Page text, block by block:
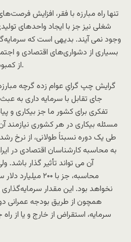
تنها راه مبارزه با فقر، افزایش
شغلی نیز جز با ایجاد واحد‌های
وجود نمی آیند. بدیهی است که
بسیاری از دشواری‌های اقتصادی و
از کمبود سرمایه گذاری مولد است.
گرایش چپ گرایِ عوام زده گرچه مبارزه
جای تقابل با سرمایه داری به
تفکری برای کشور ما جز بیکاری و
مسئله بیکاری در هر کشوری نیازمند
طی یک دوره نسبتاً طولانی، از نرخ
آن می تواند تأثیر گذار باشد.
محاسبه، جز با
نخواهد بود. این مقدار
همچون از طریق بودجه عمرانی
سرمایه، استقراض از خارج و یا از